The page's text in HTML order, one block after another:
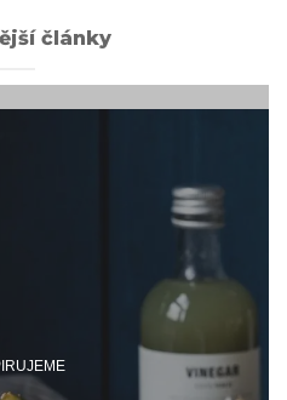
články